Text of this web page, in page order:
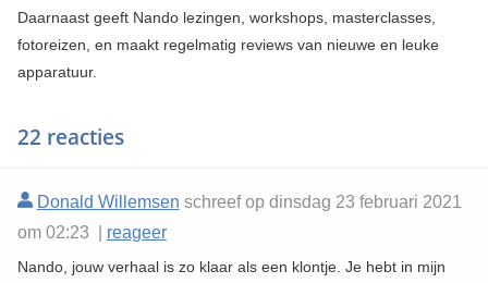
Daarnaast geeft Nando lezingen, workshops, masterclasses,
fotoreizen, en maakt regelmatig reviews van nieuwe en leuke
apparatuur.
22 reacties
Donald Willemsen schreef op dinsdag 23 februari 2021
om 02:23 | reageer
Nando, jouw verhaal is zo klaar als een klontje. Je hebt in mijn